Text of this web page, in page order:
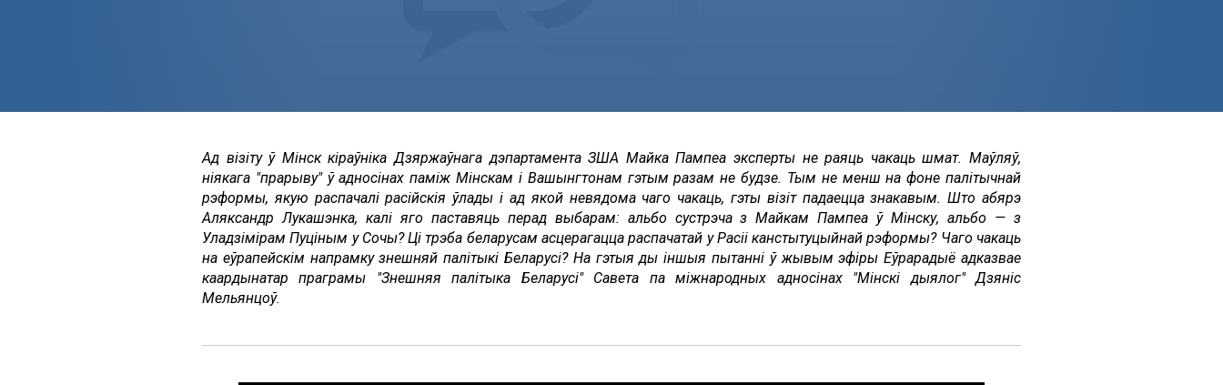
Ад візіту ў Мінск кіраўніка Дзяржаўнага дэпартамента ЗША Майка Пампеа эксперты не раяць чакаць шмат. Маўляў,
ніякага "прарыву" ў адносінах паміж Мінскам і Вашынгтонам гэтым разам не будзе. Тым не менш на фоне палітычнай
рэформы, якую распачалі расійскія ўлады і ад якой невядома чаго чакаць, гэты візіт падаецца знакавым. Што абярэ
Аляксандр Лукашэнка, калі яго паставяць перад выбарам: альбо сустрэча з Майкам Пампеа ў Мінску, альбо — з
Уладзімірам Пуціным у Сочы? Ці трэба беларусам асцерагацца распачатай у Расіі канстытуцыйнай рэформы? Чаго чакаць
на еўрапейскім напрамку знешняй палітыкі Беларусі? На гэтыя ды іншыя пытанні ў жывым эфіры Еўрарадыё адказвае
каардынатар праграмы "Знешняя палітыка Беларусі" Савета па міжнародных адносінах "Мінскі дыялог" Дзяніс
Мельянцоў.